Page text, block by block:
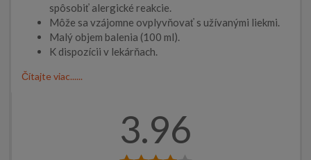
spôsobiť alergické reakcie.
Môže sa vzájomne ovplyvňovať s užívanými liekmi.
Malý objem balenia (100 ml).
K dispozícii v lekárňach.
Čítajte viac......
3.96